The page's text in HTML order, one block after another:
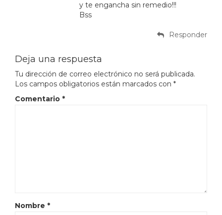
y te engancha sin remedio!!!
Bss
Responder
Deja una respuesta
Tu dirección de correo electrónico no será publicada.
Los campos obligatorios están marcados con *
Comentario *
Nombre *